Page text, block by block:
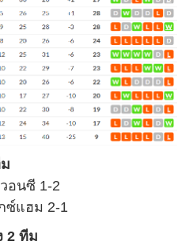
อนซี 1-2
ซ์แฮม 2-1
2 ทีม